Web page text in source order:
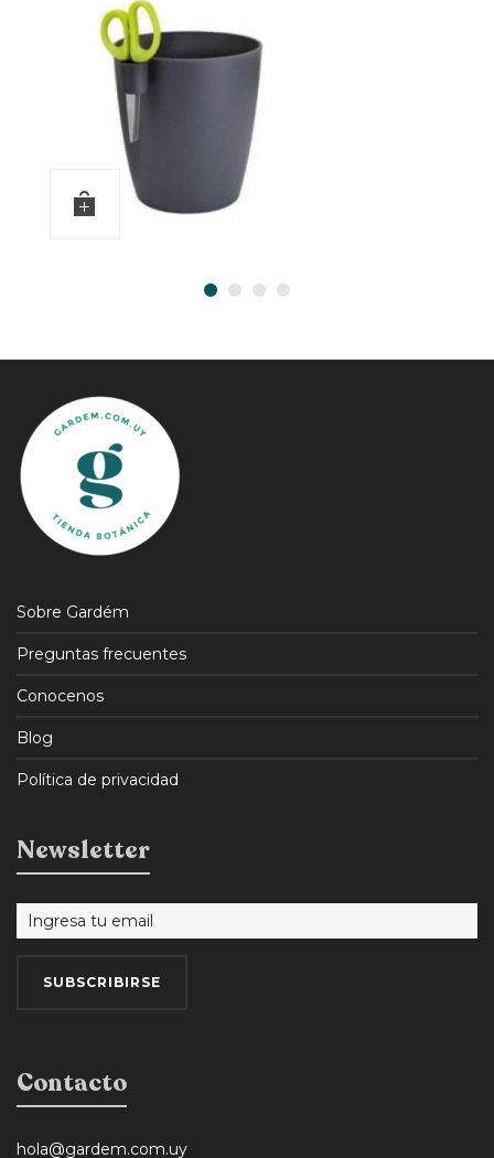
Sobre Gardém
Preguntas frecuentes
Conocenos
Blog
Política de privacidad
Newsletter
Contacto
hola@gardem.com.uy